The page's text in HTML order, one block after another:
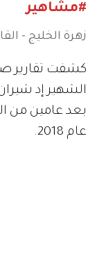
#مشاهير
زهرة الخليج -
كشفت تقارير
الشهير إد
بعد عامين من
عام 2018.